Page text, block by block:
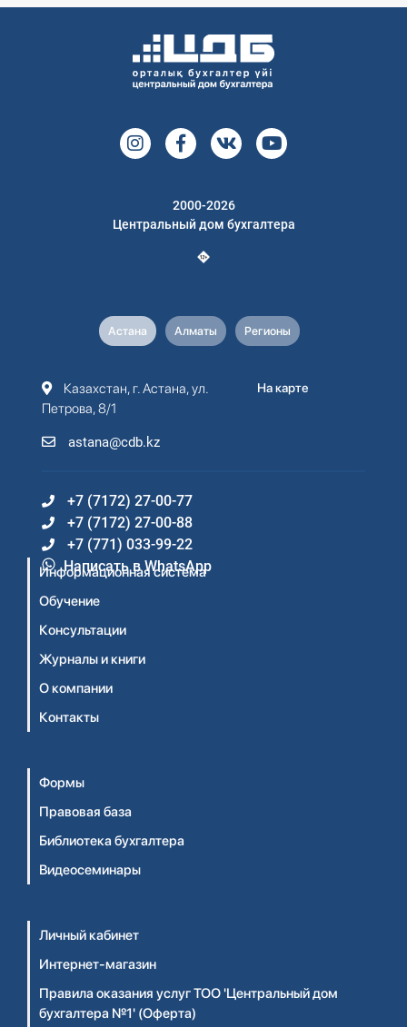
2000-2026
Центральный дом бухгалтера
Астана Алматы Регионы
Казахстан, г. Астана, ул.
Петрова, 8/1
astana@cdb.kz
На карте
+7 (7172) 27-00-77
+7 (7172) 27-00-88
+7 (771) 033-99-22
Написать в WhatsApp
Информационная система
Обучение
Консультации
Журналы и книги
О компании
Контакты
Формы
Правовая база
Библиотека бухгалтера
Видеосеминары
Личный кабинет
Интернет-магазин
Правила оказания услуг ТОО 'Центральный дом
бухгалтера №1' (Оферта)